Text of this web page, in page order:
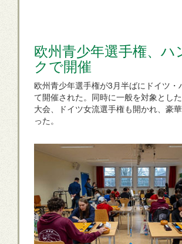
欧州青少年選手権、ハ
クで開催
欧州青少年選手権が3月半ばにドイツ・
て開催された。同時に一般を対象とし
大会、ドイツ女流選手権も開かれ、豪
った。